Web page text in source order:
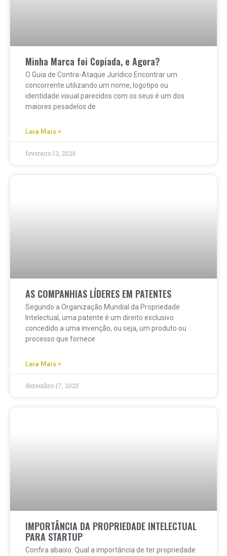
Minha Marca foi Copiada, e Agora?
O Guia de Contra-Ataque Jurídico Encontrar um
concorrente utilizando um nome, logotipo ou
identidade visual parecidos com os seus é um dos
maiores pesadelos de
Leia Mais »
fevereiro 13, 2026
AS COMPANHIAS LÍDERES EM PATENTES
Segundo a Organização Mundial da Propriedade
Intelectual, uma patente é um direito exclusivo
concedido a uma invenção, ou seja, um produto ou
processo que fornece
Leia Mais »
dezembro 17, 2025
IMPORTÂNCIA DA PROPRIEDADE INTELECTUAL
PARA STARTUP
Confira abaixo: Qual a importância de ter propriedade